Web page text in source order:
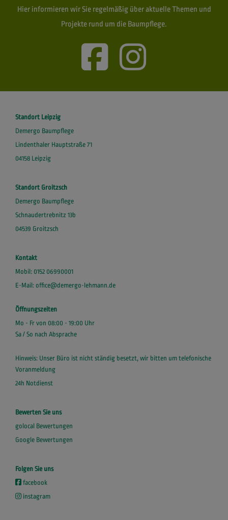
Hier informieren wir Sie regelmäßig über aktuelle Themen und
Projekte rund um die Baumpflege.
Standort Leipzig
Demergo Baumpflege
Lindenthaler Hauptstraße 71
04158 Leipzig
Standort Groitzsch
Demergo Baumpflege
Schnaudertrebnitz 13b
04539 Groitzsch
Kontakt
Mobil: 0152 06990001
E-Mail: office@demergo-lehmann.de
Öffnungszeiten
Mo - Fr von 08:00 - 19:00 Uhr
Sa / So nach Absprache
Hinweis: Unser Büro ist nicht ständig besetzt, wir bitten um telefonische
Voranmeldung
24h Notdienst
Bewerten Sie uns
golocal Bewertungen
Google Bewertungen
Folgen Sie uns
facebook
instagram